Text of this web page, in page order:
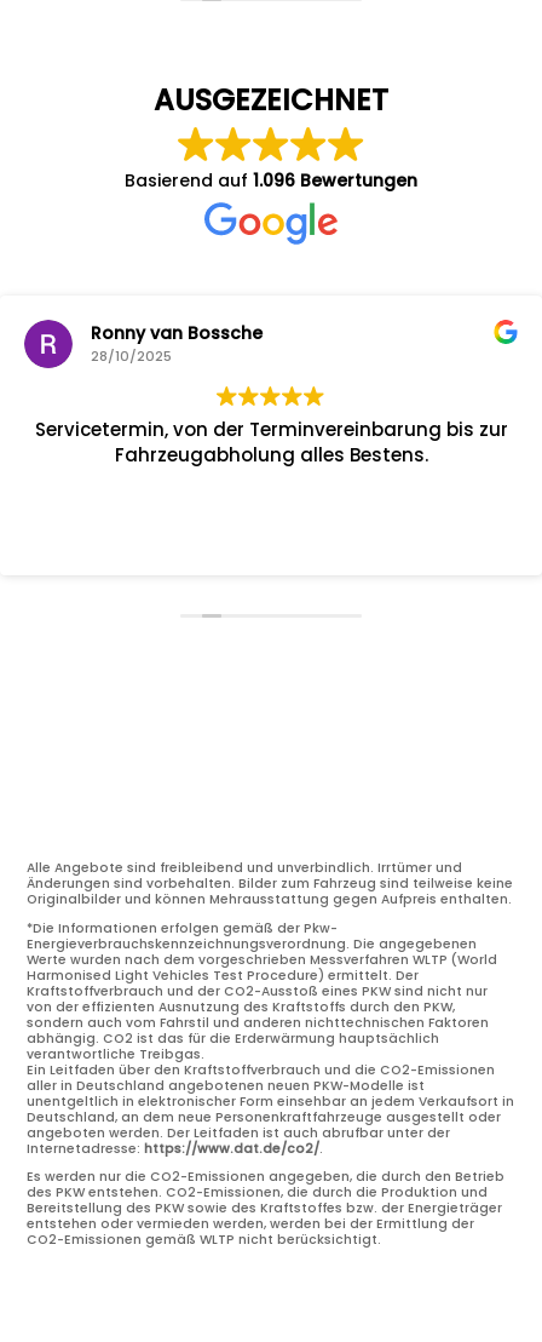
AUSGEZEICHNET
Basierend auf 1.096 Bewertungen
Ronny van Bossche
28/10/2025
Servicetermin, von der Terminvereinbarung bis zur
Fahrzeugabholung alles Bestens.
Alle Angebote sind freibleibend und unverbindlich. Irrtümer und
Änderungen sind vorbehalten. Bilder zum Fahrzeug sind teilweise keine
Originalbilder und können Mehrausstattung gegen Aufpreis enthalten.
*Die Informationen erfolgen gemäß der Pkw-
Energieverbrauchskennzeichnungsverordnung. Die angegebenen
Werte wurden nach dem vorgeschrieben Messverfahren WLTP (World
Harmonised Light Vehicles Test Procedure) ermittelt. Der
Kraftstoffverbrauch und der CO2-Ausstoß eines PKW sind nicht nur
von der effizienten Ausnutzung des Kraftstoffs durch den PKW,
sondern auch vom Fahrstil und anderen nichttechnischen Faktoren
abhängig. CO2 ist das für die Erderwärmung hauptsächlich
verantwortliche Treibgas.
Ein Leitfaden über den Kraftstoffverbrauch und die CO2-Emissionen
aller in Deutschland angebotenen neuen PKW-Modelle ist
unentgeltlich in elektronischer Form einsehbar an jedem Verkaufsort in
Deutschland, an dem neue Personenkraftfahrzeuge ausgestellt oder
angeboten werden. Der Leitfaden ist auch abrufbar unter der
Internetadresse:https://www.dat.de/co2/.
Es werden nur die CO2-Emissionen angegeben, die durch den Betrieb
des PKW entstehen. CO2-Emissionen, die durch die Produktion und
Bereitstellung des PKW sowie des Kraftstoffes bzw. der Energieträger
entstehen oder vermieden werden, werden bei der Ermittlung der
CO2-Emissionen gemäß WLTP nicht berücksichtigt.